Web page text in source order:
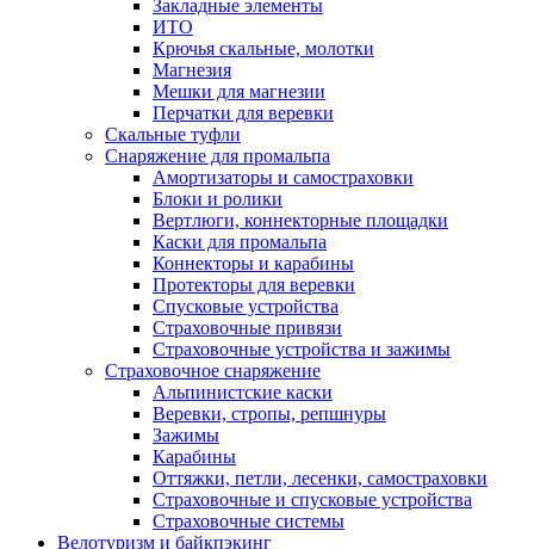
Закладные элементы
ИТО
Крючья скальные, молотки
Магнезия
Мешки для магнезии
Перчатки для веревки
Скальные туфли
Снаряжение для промальпа
Амортизаторы и самостраховки
Блоки и ролики
Вертлюги, коннекторные площадки
Каски для промальпа
Коннекторы и карабины
Протекторы для веревки
Спусковые устройства
Страховочные привязи
Страховочные устройства и зажимы
Страховочное снаряжение
Альпинистские каски
Веревки, стропы, репшнуры
Зажимы
Карабины
Оттяжки, петли, лесенки, самостраховки
Страховочные и спусковые устройства
Страховочные системы
Велотуризм и байкпэкинг